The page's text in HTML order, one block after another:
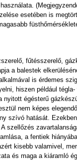
esetében is
fűtésszerelő,
a balestek
is érdemes
hiszen például
égésterű
nem képes
szívó hatását.
szellőzés
a fentiek
kisebb valamivel,
és maga a kiáramló